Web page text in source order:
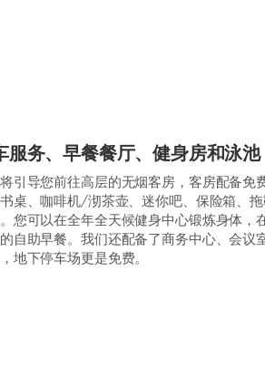
服务、早餐餐厅、健身房和泳池
引导您前往高层的无烟客房，客房配备免
桌、咖啡机/沏茶壶、迷你吧、保险箱、
您可以在全年全天候健身中心锻炼身体，
自助早餐。我们还配备了商务中心、会议
地下停车场更是免费。